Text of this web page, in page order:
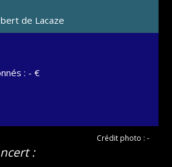
de Lacaze
: - €
Crédit photo : -
: